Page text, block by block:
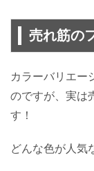
売れ筋の
カラーバリエー
のですが、実は
す！
どんな色が人気